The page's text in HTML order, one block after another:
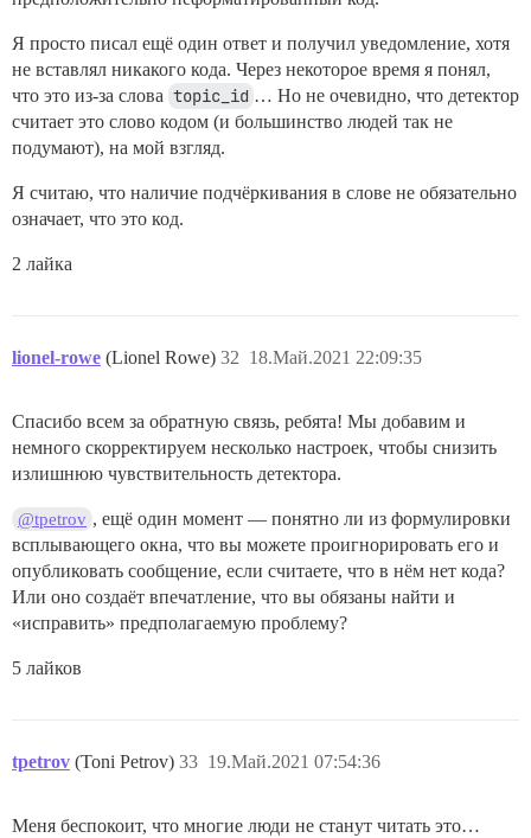
Я просто писал ещё один ответ и получил уведомление, хотя
не вставлял никакого кода. Через некоторое время я понял,
что это из-за слова topic_id … Но не очевидно, что детектор
считает это слово кодом (и большинство людей так не
подумают), на мой взгляд.
Я считаю, что наличие подчёркивания в слове не обязательно
означает, что это код.
2 лайка
lionel-rowe (Lionel Rowe) 18.Май.2021 22:09:35
32
Спасибо всем за обратную связь, ребята! Мы добавим и
немного скорректируем несколько настроек, чтобы снизить
излишнюю чувствительность детектора.
@tpetrov , ещё один момент — понятно ли из формулировки
всплывающего окна, что вы можете проигнорировать его и
опубликовать сообщение, если считаете, что в нём нет кода?
Или оно создаёт впечатление, что вы обязаны найти и
«исправить» предполагаемую проблему?
5 лайков
tpetrov (Toni Petrov) 19.Май.2021 07:54:36
33
Меня беспокоит, что многие люди не станут читать это…